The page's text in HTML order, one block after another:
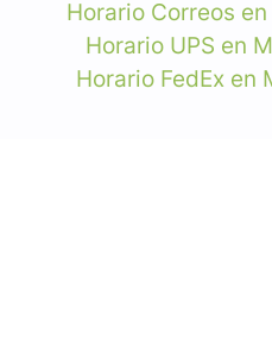
Horario Correos
Horario UPS en
Horario FedEx en